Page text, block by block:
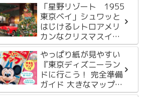
「星野リゾート 1955
東京ベイ」シュワッと
はじけるレトロアメリ
カンなクリスマスイベ
ント「OLDIES COLA
HOLIDAY 1955」を
2024年11月15日～12
月25日に初開催
やっぱり紙が見やすい
『東京ディズニーラン
ドに行こう！ 完全準備
ガイド 大きなマップつ
き』が2月29日に発売